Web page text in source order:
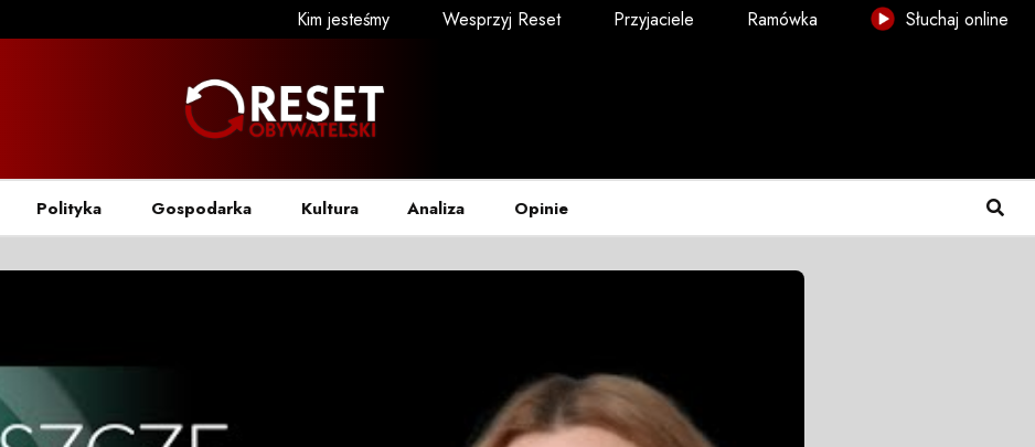
Kim jesteśmy Wesprzyj Reset Przyjaciele Ramówka Słuchaj online
Polityka Gospodarka Kultura Analiza Opinie